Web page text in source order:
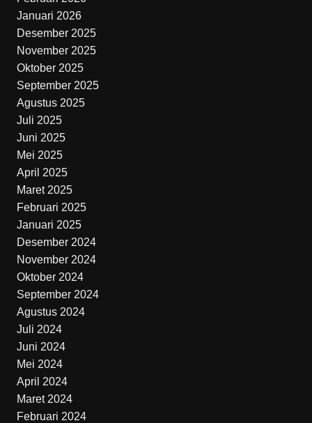
Januari 2026
Desember 2025
November 2025
Oktober 2025
September 2025
Agustus 2025
Juli 2025
Juni 2025
Mei 2025
April 2025
Maret 2025
Februari 2025
Januari 2025
Desember 2024
November 2024
Oktober 2024
September 2024
Agustus 2024
Juli 2024
Juni 2024
Mei 2024
April 2024
Maret 2024
Februari 2024